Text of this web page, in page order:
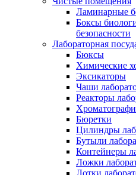
Ламинарные
Боксы
безопасности
Лабораторная
Бюксы
Химические
Эксикаторы
Чаши
Реакторы
Бюретки
Цилиндры
Бутыли
Контейнеры
Ложки
Лотки